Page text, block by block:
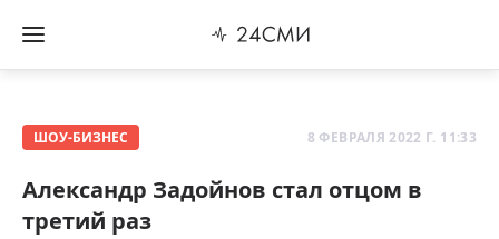
ШОУ-БИЗНЕС 8 ФЕВРАЛЯ 2022 Г. 11:33
Александр Задойнов стал отцом в
третий раз